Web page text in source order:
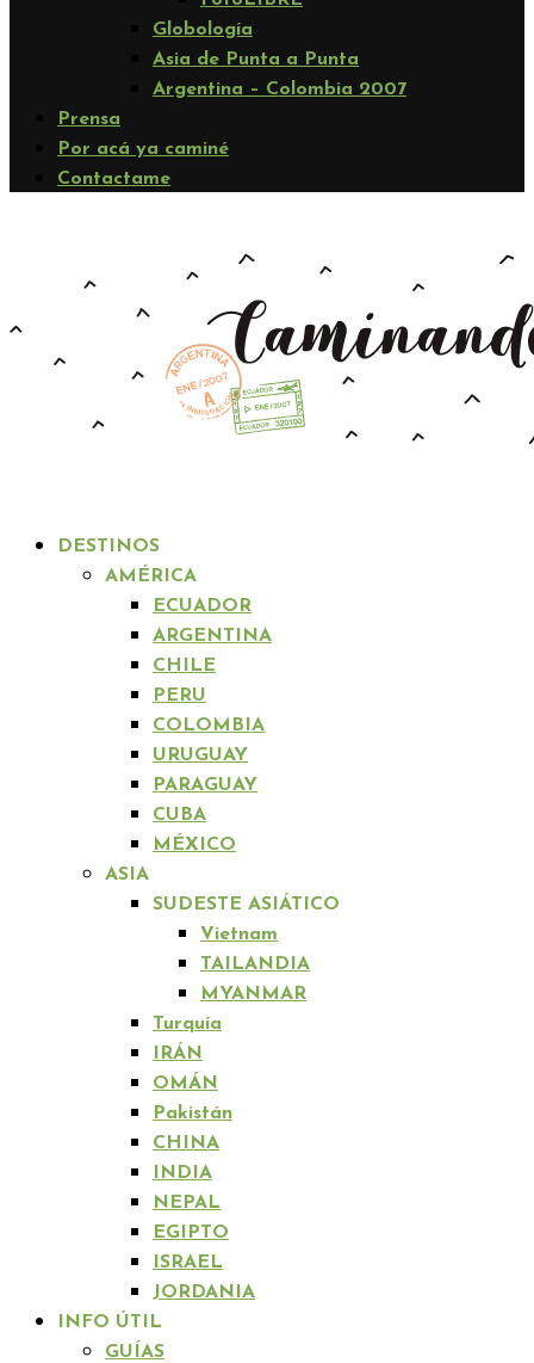
Globología
Asia de Punta a Punta
Argentina – Colombia 2007
Prensa
Por acá ya caminé
Contactame
DESTINOS
AMÉRICA
ECUADOR
ARGENTINA
CHILE
PERU
COLOMBIA
URUGUAY
PARAGUAY
CUBA
MÉXICO
ASIA
SUDESTE ASIÁTICO
Vietnam
TAILANDIA
MYANMAR
Turquía
IRÁN
OMÁN
Pakistán
CHINA
INDIA
NEPAL
EGIPTO
ISRAEL
JORDANIA
INFO ÚTIL
GUÍAS